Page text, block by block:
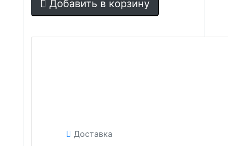
Добавить в корзину
Доставка